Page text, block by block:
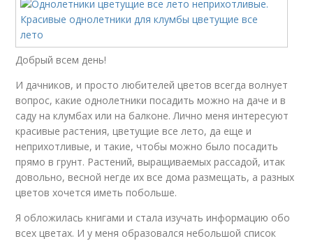
Добрый всем день!
И дачников, и просто любителей цветов всегда волнует
вопрос, какие однолетники посадить можно на даче и в
саду на клумбах или на балконе. Лично меня интересуют
красивые растения, цветущие все лето, да еще и
неприхотливые, и такие, чтобы можно было посадить
прямо в грунт. Растений, выращиваемых рассадой, итак
довольно, весной негде их все дома размещать, а разных
цветов хочется иметь побольше.
Я обложилась книгами и стала изучать информацию обо
всех цветах. И у меня образовался небольшой список